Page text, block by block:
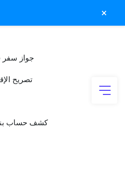
×
جواز سفر
تصريح
كشف حساب